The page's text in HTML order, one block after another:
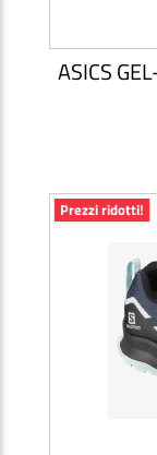
ASICS
Prezzi ridotti!